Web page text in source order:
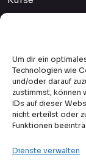
Um dir ein
Technologien wie
und/oder darauf
zustimmst, können
IDs auf dieser
nicht erteilst oder
Funktionen
Dienste verwalten
Über Uns